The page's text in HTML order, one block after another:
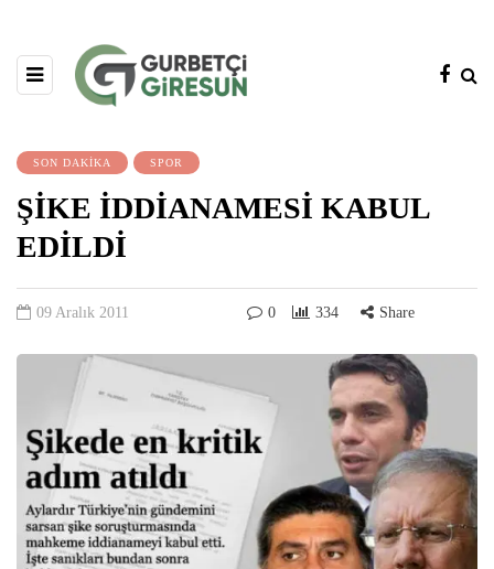
SON DAKİKA SPOR
ŞİKE İDDİANAMESİ KABUL
EDİLDİ
09 Aralık 2011 0 334 Share